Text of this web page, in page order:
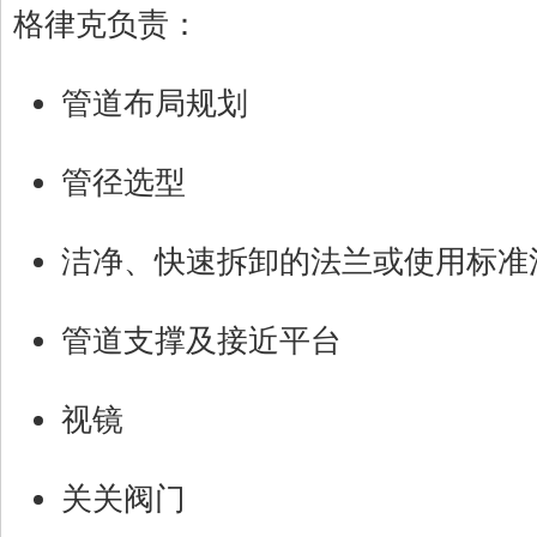
格律克负责：
管道布局规划
管径选型
洁净、快速拆卸的法兰或使用标
管道支撑及接近平台
视镜
关关阀门